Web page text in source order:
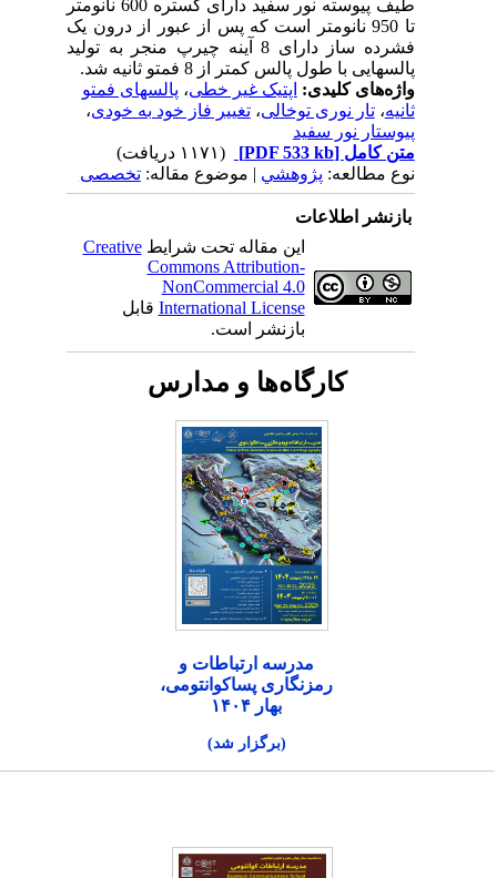
طیف پیوسته نور سفید دارای گستره 600 نانومتر
تا 950 نانومتر است که پس از عبور از درون یک
فشرده ساز دارای 8 آینه چیرپ منجر به تولید
پالسهایی با طول پالس کمتر از 8 فمتو ثانیه شد.
واژه‌های کلیدی:اپتیک غیر خطی،پالسهای فمتو
ثانیه،تار نوری توخالی،تغییر فاز خود به خودی،
پیوستار نور سفید
متن کامل[PDF 533 kb]
نوع مطالعه:پژوهشي| موضوع مقاله:تخصصی
بازنشر اطلاعات
این مقاله تحت شرایطCreative
Commons Attribution-
NonCommercial 4.0
International Licenseقابل
بازنشر است.
کارگاه‌ها و مدارس
مدرسه ارتباطات و
رمزنگاری پساکوانتومی،
بهار ۱۴۰۴
(برگزار شد)